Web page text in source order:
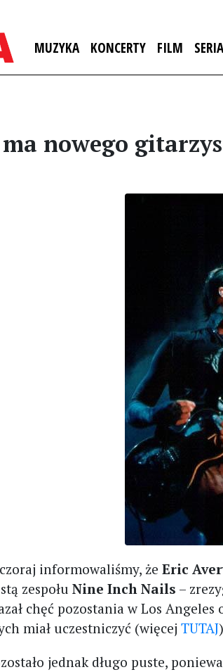
MUZYKA KONCERTY FILM
nowego
informowaliśmy, żeEric
zespołuNine Inch Nails –
chęć pozostania w Los
miał uczestniczyć (więcejTUTAJ
jednak długo puste,